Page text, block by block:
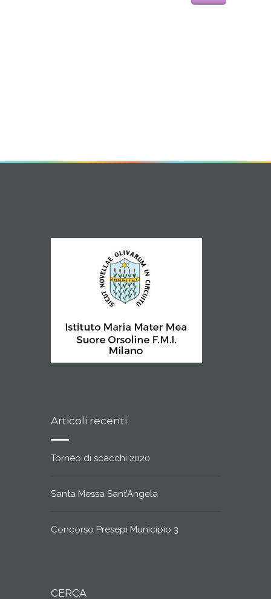
Articoli recenti
Torneo di scacchi 2020
Santa Messa Sant’Angela
Concorso Presepi Municipio 3
CERCA